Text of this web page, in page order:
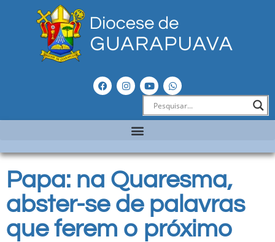
Papa: na Quaresma,
abster-se de palavras
que ferem o próximo